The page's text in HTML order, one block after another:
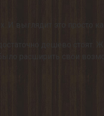
И выглядит это просто
дёшево
расширить свои